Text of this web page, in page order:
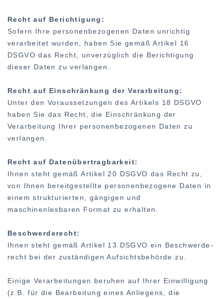
Recht auf Berichtigung:
Sofern Ihre personenbezogenen Daten unrichtig
verarbeitet wurden, haben Sie gemäß Artikel 16
DSGVO das Recht, unverzüglich die Berichtigung
dieser Daten zu verlangen.
Recht auf Einschränkung der Verarbeitung:
Unter den Voraussetzungen des Artikels 18 DSGVO
haben Sie das Recht, die Einschränkung der
Verarbeitung Ihrer personenbezogenen Daten zu
verlangen.
Recht auf Datenübertragbarkeit:
Ihnen steht gemäß Artikel 20 DSGVO das Recht zu,
von Ihnen bereitgestellte personenbezogene Daten in
einem strukturierten, gängigen und
maschinenlesbaren Format zu erhalten.
Beschwerderecht:
Ihnen steht gemäß Artikel 13 DSGVO ein Beschwerde-
recht bei der zuständigen Aufsichtsbehörde zu.
Einige Verarbeitungen beruhen auf Ihrer Einwilligung
(z.B. für die Bearbeitung eines Anliegens, die